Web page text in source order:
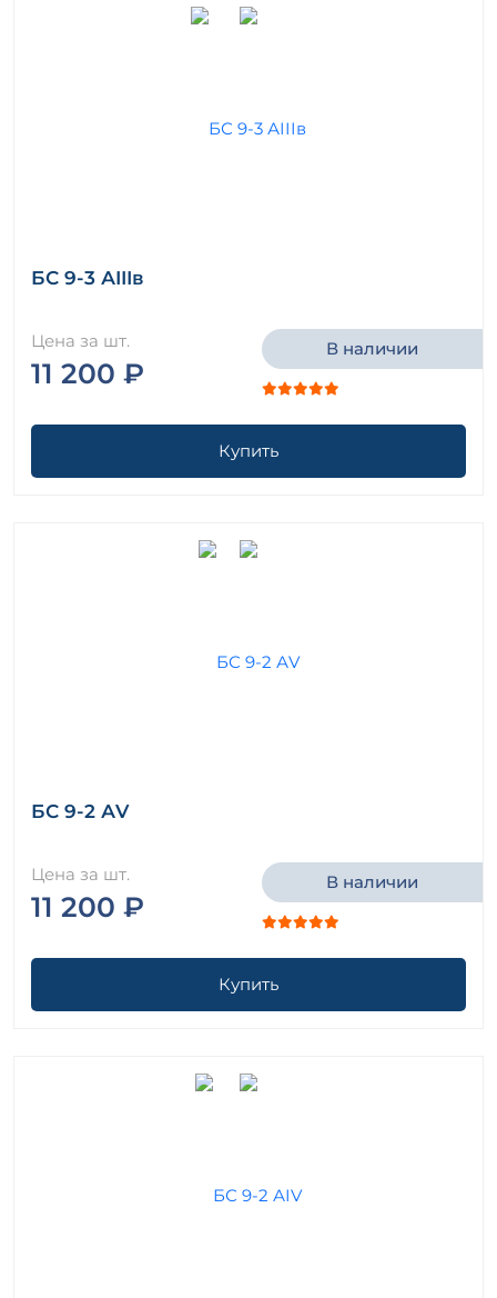
БС 9-3 АIIIв
Цена за шт.
11 200 ₽
В наличии
Купить
БС 9-2 АV
Цена за шт.
11 200 ₽
В наличии
Купить